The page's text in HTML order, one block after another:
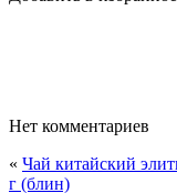
Нет комментариев
« Чай китайский
г (блин)